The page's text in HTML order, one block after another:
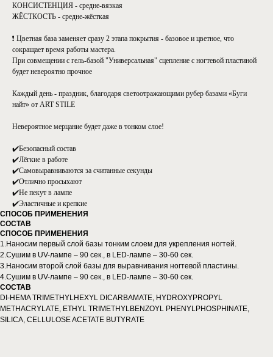
КОНСИСТЕНЦИЯ - средне-вязкая
ЖЁСТКОСТЬ - средне-жёсткая
❗ Цветная база заменяет сразу 2 этапа покрытия - базовое и цветное, что
сокращает время работы мастера.
При совмещении с гель-базой "Универсальная" сцепление с ногтевой пластиной
будет невероятно прочное
Каждый день - праздник, благодаря светоотражающими рубер базами «Буги
найт» от ART STILE
Невероятное мерцание будет даже в тонком слое!
✔️Безопасный состав
✔️Лёгкие в работе
✔️Самовыравниваются за считанные секунды
✔️Отлично просыхают
✔️Не пекут в лампе
✔️Эластичные и крепкие
СПОСОБ ПРИМЕНЕНИЯ
СОСТАВ
СПОСОБ ПРИМЕНЕНИЯ
1.Наносим первый слой базы тонким слоем для укрепления ногтей.
2.Сушим в UV-лампе – 90 сек., в LED-лампе – 30-60 сек.
3.Наносим второй слой базы для выравнивания ногтевой пластины.
4.Сушим в UV-лампе – 90 сек., в LED-лампе – 30-60 сек.
СОСТАВ
DI-HEMA TRIMETHYLHEXYL DICARBAMATE, HYDROXYPROPYL
METHACRYLATE, ETHYL TRIMETHYLBENZOYL PHENYLPHOSPHINATE,
SILICA, CELLULOSE ACETATE BUTYRATE